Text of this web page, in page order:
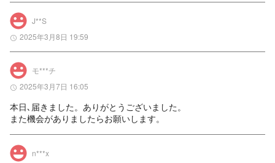
J**S
2025年3月8日 19:59
モ***チ
2025年3月7日 16:05
本日､届きました。ありがとうございました。
また機会がありましたらお願いします。
n***x